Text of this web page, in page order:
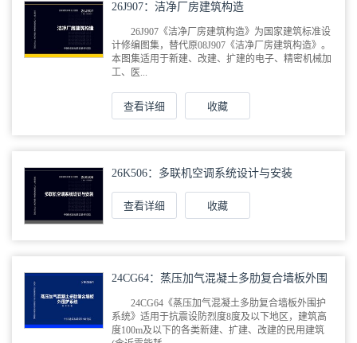
26J907：洁净厂房建筑构造
26J907《洁净厂房建筑构造》为国家建筑标准设
计修编图集，替代原08J907《洁净厂房建筑构造》。
本图集适用于新建、改建、扩建的电子、精密机械加
工、医...
查看详细 收藏
26K506：多联机空调系统设计与安装
查看详细 收藏
24CG64：蒸压加气混凝土多肋复合墙板外围
24CG64《蒸压加气混凝土多肋复合墙板外围护
系统》适用于抗震设防烈度8度及以下地区，建筑高
度100m及以下的各类新建、扩建、改建的民用建筑